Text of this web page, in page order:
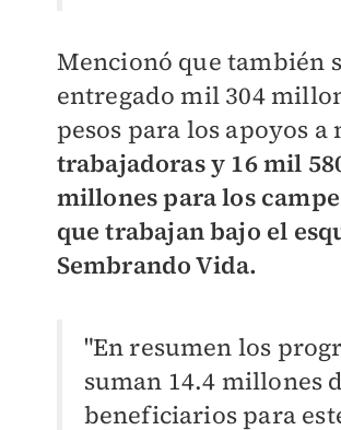
Mencionó que también
entregado mil 304
pesos para los apoyos a
trabajadoras y 16 mil
millones para los
que trabajan bajo el
Sembrando Vida.
"En resumen los
suman 14.4 millones
beneficiarios para